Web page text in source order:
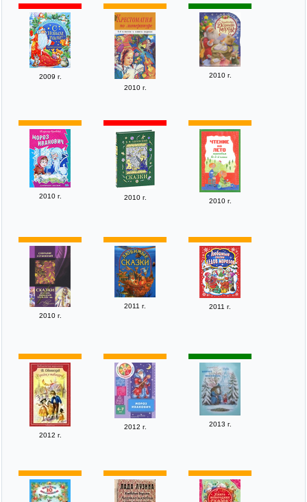
2009 г.
2010 г.
2010 г.
2010 г. 2010 г. 2010 г.
2010 г.
2011 г. 2011 г.
2012 г.
2012 г. 2013 г.